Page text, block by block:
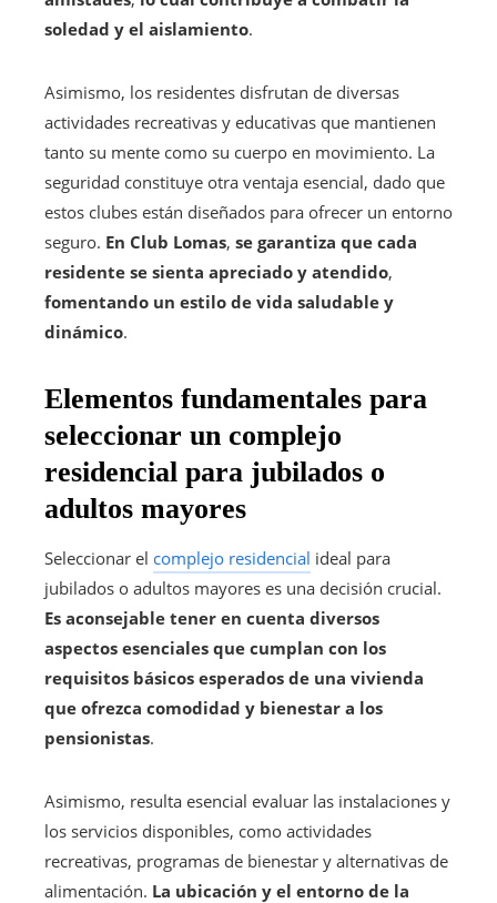
soledad y el aislamiento.
Asimismo, los residentes disfrutan de diversas
actividades recreativas y educativas que mantienen
tanto su mente como su cuerpo en movimiento. La
seguridad constituye otra ventaja esencial, dado que
estos clubes están diseñados para ofrecer un entorno
seguro. En Club Lomas, se garantiza que cada
residente se sienta apreciado y atendido,
fomentando un estilo de vida saludable y
dinámico.
Elementos fundamentales para
seleccionar un complejo
residencial para jubilados o
adultos mayores
Seleccionar el complejo residencial ideal para
jubilados o adultos mayores es una decisión crucial.
Es aconsejable tener en cuenta diversos
aspectos esenciales que cumplan con los
requisitos básicos esperados de una vivienda
que ofrezca comodidad y bienestar a los
pensionistas.
Asimismo, resulta esencial evaluar las instalaciones y
los servicios disponibles, como actividades
recreativas, programas de bienestar y alternativas de
alimentación. La ubicación y el entorno de la